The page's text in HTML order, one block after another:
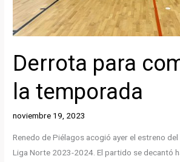
Derrota para
la temporada
noviembre 19, 2023
Renedo de Piélagos acogió ayer el estreno
Liga Norte 2023-2024. El partido se decantó